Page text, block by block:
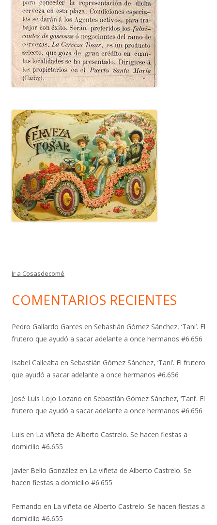
Ir a Cosasdecomé
COMENTARIOS RECIENTES
Pedro Gallardo Garces en Sebastián Gómez Sánchez, ‘Tani’. El
frutero que ayudó a sacar adelante a once hermanos #6.656
Isabel Callealta en Sebastián Gómez Sánchez, ‘Tani’. El frutero
que ayudó a sacar adelante a once hermanos #6.656
José Luis Lojo Lozano en Sebastián Gómez Sánchez, ‘Tani’. El
frutero que ayudó a sacar adelante a once hermanos #6.656
Luis en La viñeta de Alberto Castrelo. Se hacen fiestas a
domicilio #6.655
Javier Bello González en La viñeta de Alberto Castrelo. Se
hacen fiestas a domicilio #6.655
Fernando en La viñeta de Alberto Castrelo. Se hacen fiestas a
domicilio #6.655